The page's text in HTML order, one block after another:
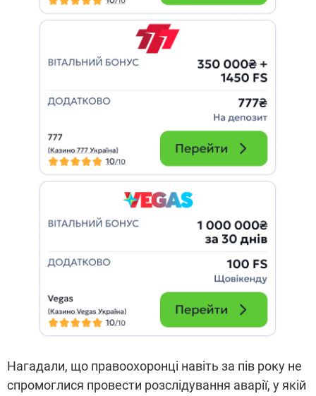
Нагадали, що правоохоронці навіть за пів року не
спромоглися провести розслідування аварії, у якій